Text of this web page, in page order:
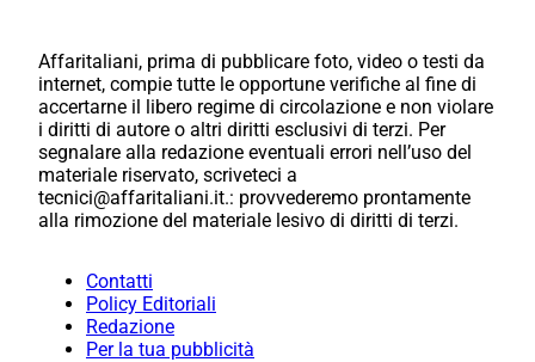
Affaritaliani, prima di pubblicare foto, video o testi da
internet, compie tutte le opportune verifiche al fine di
accertarne il libero regime di circolazione e non violare
i diritti di autore o altri diritti esclusivi di terzi. Per
segnalare alla redazione eventuali errori nell’uso del
materiale riservato, scriveteci a
tecnici@affaritaliani.it.: provvederemo prontamente
alla rimozione del materiale lesivo di diritti di terzi.
Contatti
Policy Editoriali
Redazione
Per la tua pubblicità